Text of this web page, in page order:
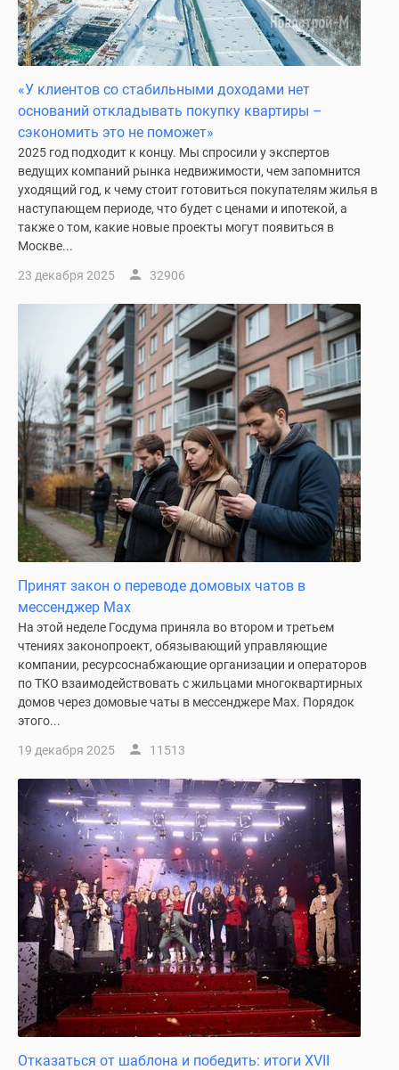
«У клиентов со стабильными доходами нет
оснований откладывать покупку квартиры –
сэкономить это не поможет»
2025 год подходит к концу. Мы спросили у экспертов
ведущих компаний рынка недвижимости, чем запомнится
уходящий год, к чему стоит готовиться покупателям жилья в
наступающем периоде, что будет с ценами и ипотекой, а
также о том, какие новые проекты могут появиться в
Москве...
23 декабря 2025 32906
Принят закон о переводе домовых чатов в
мессенджер Max
На этой неделе Госдума приняла во втором и третьем
чтениях законопроект, обязывающий управляющие
компании, ресурсоснабжающие организации и операторов
по ТКО взаимодействовать с жильцами многоквартирных
домов через домовые чаты в мессенджере Max. Порядок
этого...
19 декабря 2025 11513
Отказаться от шаблона и победить: итоги XVII